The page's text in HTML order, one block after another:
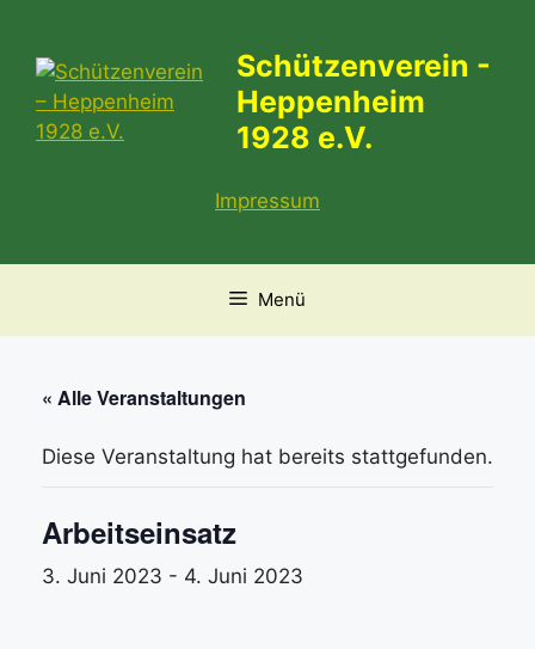
springen
Schützenverein -
Heppenheim
1928 e.V.
Impressum
Menü
« Alle Veranstaltungen
Diese Veranstaltung hat bereits stattgefunden.
Arbeitseinsatz
3. Juni 2023 - 4. Juni 2023